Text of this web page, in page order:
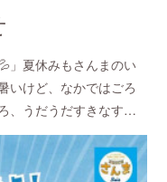
」夏休みもさんまのい
いけど、なかではごろ
、うだうだすきなす…